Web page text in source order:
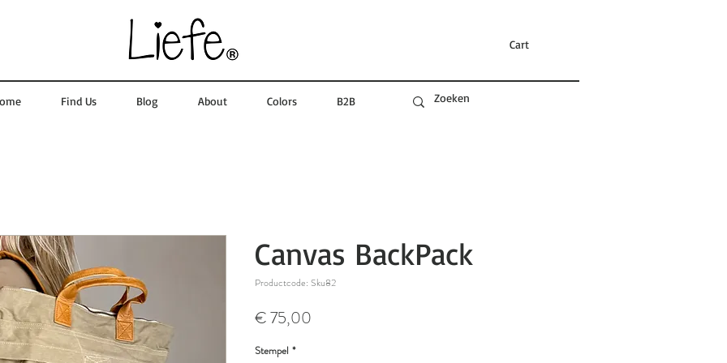
Cart
Find Us Blog About Colors B2B
Canvas BackPack
Productcode: Sku82
€ 75,00
Stempel *